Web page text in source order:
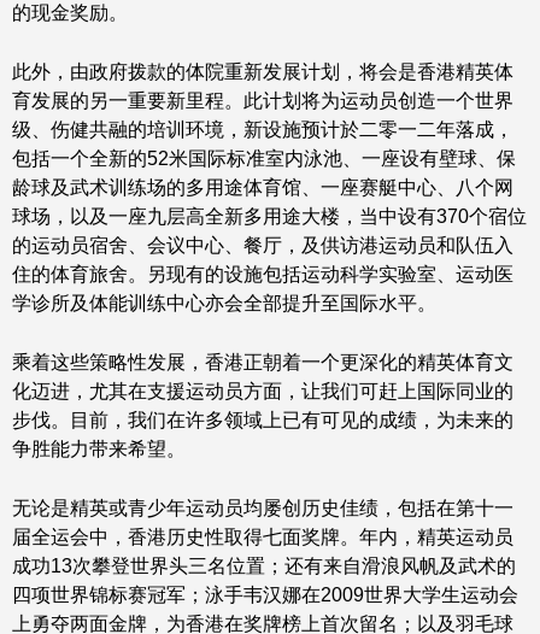
的现金奖励。
此外，由政府拨款的体院重新发展计划，将会是香港精英体
育发展的另一重要新里程。此计划将为运动员创造一个世界
级、伤健共融的培训环境，新设施预计於二零一二年落成，
包括一个全新的52米国际标准室内泳池、一座设有壁球、保
龄球及武术训练场的多用途体育馆、一座赛艇中心、八个网
球场，以及一座九层高全新多用途大楼，当中设有370个宿位
的运动员宿舍、会议中心、餐厅，及供访港运动员和队伍入
住的体育旅舍。另现有的设施包括运动科学实验室、运动医
学诊所及体能训练中心亦会全部提升至国际水平。
乘着这些策略性发展，香港正朝着一个更深化的精英体育文
化迈进，尤其在支援运动员方面，让我们可赶上国际同业的
步伐。目前，我们在许多领域上已有可见的成绩，为未来的
争胜能力带来希望。
无论是精英或青少年运动员均屡创历史佳绩，包括在第十一
届全运会中，香港历史性取得七面奖牌。年内，精英运动员
成功13次攀登世界头三名位置；还有来自滑浪风帆及武术的
四项世界锦标赛冠军；泳手韦汉娜在2009世界大学生运动会
上勇夺两面金牌，为香港在奖牌榜上首次留名；以及羽毛球